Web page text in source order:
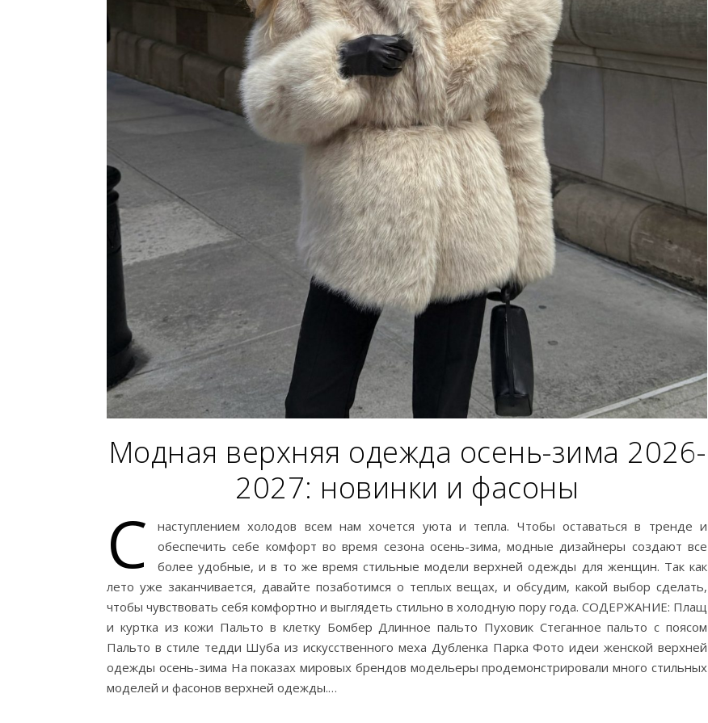
Модная верхняя одежда осень-зима 2026-
2027: новинки и фасоны
С
наступлением холодов всем нам хочется уюта и тепла. Чтобы оставаться в тренде и
обеспечить себе комфорт во время сезона осень-зима, модные дизайнеры создают все
более удобные, и в то же время стильные модели верхней одежды для женщин. Так как
лето уже заканчивается, давайте позаботимся о теплых вещах, и обсудим, какой выбор сделать,
чтобы чувствовать себя комфортно и выглядеть стильно в холодную пору года. СОДЕРЖАНИЕ: Плащ
и куртка из кожи Пальто в клетку Бомбер Длинное пальто Пуховик Стеганное пальто с поясом
Пальто в стиле тедди Шуба из искусственного меха Дубленка Парка Фото идеи женской верхней
одежды осень-зима На показах мировых брендов модельеры продемонстрировали много стильных
моделей и фасонов верхней одежды.…